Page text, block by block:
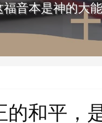
福音本是神的大
的和平，